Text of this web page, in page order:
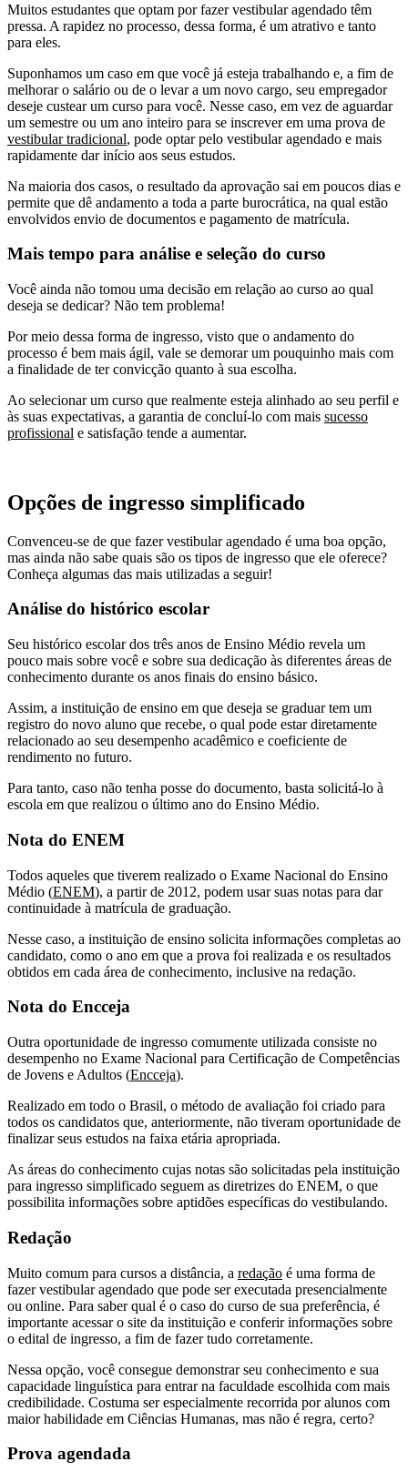
Muitos estudantes que optam por fazer vestibular agendado têm
pressa. A rapidez no processo, dessa forma, é um atrativo e tanto
para eles.
Suponhamos um caso em que você já esteja trabalhando e, a fim de
melhorar o salário ou de o levar a um novo cargo, seu empregador
deseje custear um curso para você. Nesse caso, em vez de aguardar
um semestre ou um ano inteiro para se inscrever em uma prova de
vestibular tradicional, pode optar pelo vestibular agendado e mais
rapidamente dar início aos seus estudos.
Na maioria dos casos, o resultado da aprovação sai em poucos dias e
permite que dê andamento a toda a parte burocrática, na qual estão
envolvidos envio de documentos e pagamento de matrícula.
Mais tempo para análise e seleção do curso
Você ainda não tomou uma decisão em relação ao curso ao qual
deseja se dedicar? Não tem problema!
Por meio dessa forma de ingresso, visto que o andamento do
processo é bem mais ágil, vale se demorar um pouquinho mais com
a finalidade de ter convicção quanto à sua escolha.
Ao selecionar um curso que realmente esteja alinhado ao seu perfil e
às suas expectativas, a garantia de concluí-lo com mais sucesso
profissional e satisfação tende a aumentar.
Opções de ingresso simplificado
Convenceu-se de que fazer vestibular agendado é uma boa opção,
mas ainda não sabe quais são os tipos de ingresso que ele oferece?
Conheça algumas das mais utilizadas a seguir!
Análise do histórico escolar
Seu histórico escolar dos três anos de Ensino Médio revela um
pouco mais sobre você e sobre sua dedicação às diferentes áreas de
conhecimento durante os anos finais do ensino básico.
Assim, a instituição de ensino em que deseja se graduar tem um
registro do novo aluno que recebe, o qual pode estar diretamente
relacionado ao seu desempenho acadêmico e coeficiente de
rendimento no futuro.
Para tanto, caso não tenha posse do documento, basta solicitá-lo à
escola em que realizou o último ano do Ensino Médio.
Nota do ENEM
Todos aqueles que tiverem realizado o Exame Nacional do Ensino
Médio (ENEM), a partir de 2012, podem usar suas notas para dar
continuidade à matrícula de graduação.
Nesse caso, a instituição de ensino solicita informações completas ao
candidato, como o ano em que a prova foi realizada e os resultados
obtidos em cada área de conhecimento, inclusive na redação.
Nota do Encceja
Outra oportunidade de ingresso comumente utilizada consiste no
desempenho no Exame Nacional para Certificação de Competências
de Jovens e Adultos (Encceja).
Realizado em todo o Brasil, o método de avaliação foi criado para
todos os candidatos que, anteriormente, não tiveram oportunidade de
finalizar seus estudos na faixa etária apropriada.
As áreas do conhecimento cujas notas são solicitadas pela instituição
para ingresso simplificado seguem as diretrizes do ENEM, o que
possibilita informações sobre aptidões específicas do vestibulando.
Redação
Muito comum para cursos a distância, a redação é uma forma de
fazer vestibular agendado que pode ser executada presencialmente
ou online. Para saber qual é o caso do curso de sua preferência, é
importante acessar o site da instituição e conferir informações sobre
o edital de ingresso, a fim de fazer tudo corretamente.
Nessa opção, você consegue demonstrar seu conhecimento e sua
capacidade linguística para entrar na faculdade escolhida com mais
credibilidade. Costuma ser especialmente recorrida por alunos com
maior habilidade em Ciências Humanas, mas não é regra, certo?
Prova agendada